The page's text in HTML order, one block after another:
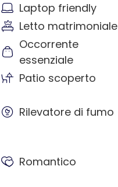
Laptop friendly
Letto matrimoniale
Occorrente
essenziale
Patio scoperto
Rilevatore di fumo
Romantico